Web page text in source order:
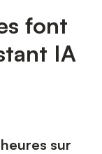
font
IA
sur